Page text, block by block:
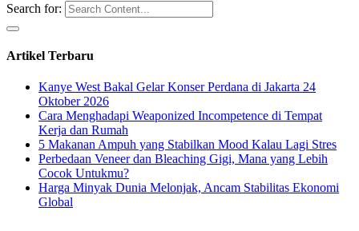
Search for:
Artikel Terbaru
Kanye West Bakal Gelar Konser Perdana di Jakarta 24
Oktober 2026
Cara Menghadapi Weaponized Incompetence di Tempat
Kerja dan Rumah
5 Makanan Ampuh yang Stabilkan Mood Kalau Lagi Stres
Perbedaan Veneer dan Bleaching Gigi, Mana yang Lebih
Cocok Untukmu?
Harga Minyak Dunia Melonjak, Ancam Stabilitas Ekonomi
Global